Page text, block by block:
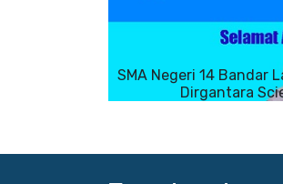
SMA Negeri 14 Bandar
Dirgantara